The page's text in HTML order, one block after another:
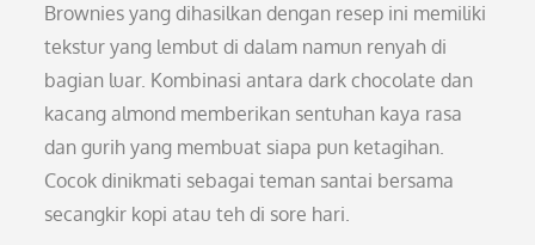
Brownies yang dihasilkan dengan resep ini memiliki
tekstur yang lembut di dalam namun renyah di
bagian luar. Kombinasi antara dark chocolate dan
kacang almond memberikan sentuhan kaya rasa
dan gurih yang membuat siapa pun ketagihan.
Cocok dinikmati sebagai teman santai bersama
secangkir kopi atau teh di sore hari.